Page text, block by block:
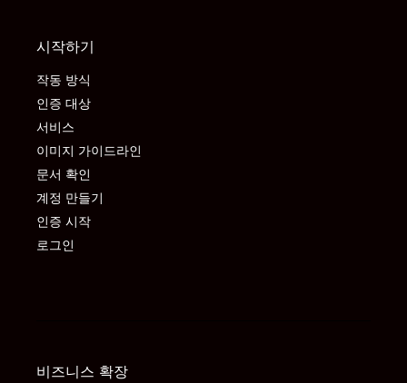
시작하기
작동 방식
인증 대상
서비스
이미지 가이드라인
문서 확인
계정 만들기
인증 시작
로그인
비즈니스 확장